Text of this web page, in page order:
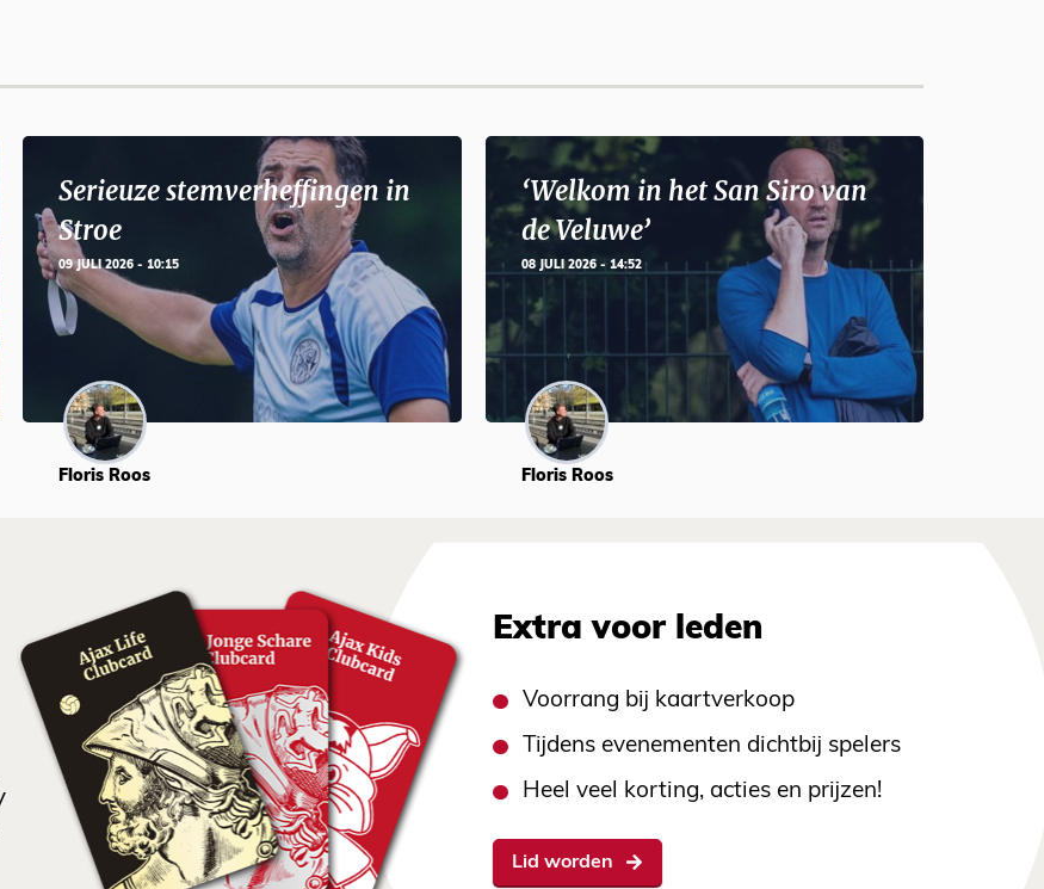
Serieuze stemverheffingen in
Stroe
09 JULI 2026 - 10:15
Floris Roos
‘Welkom in het San Siro van
de Veluwe’
08 JULI 2026 - 14:52
Floris Roos
Extra voor leden
Voorrang bij kaartverkoop
Tijdens evenementen dichtbij spelers
Heel veel korting, acties en prijzen!
Lid worden